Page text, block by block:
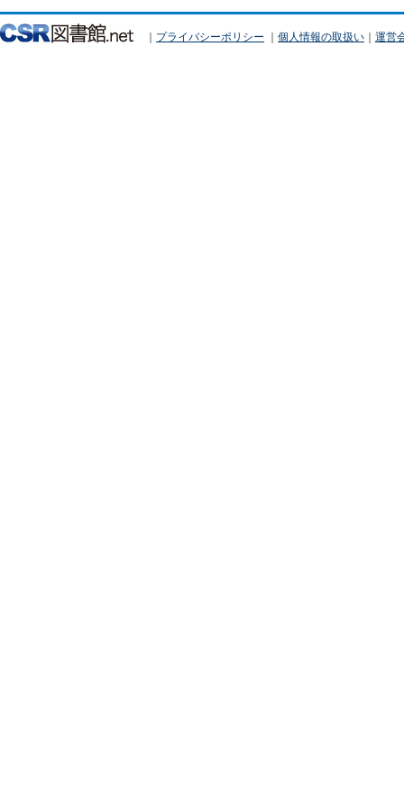
｜ プライバシーポリシー ｜ 個人情報の取扱い ｜ 運営